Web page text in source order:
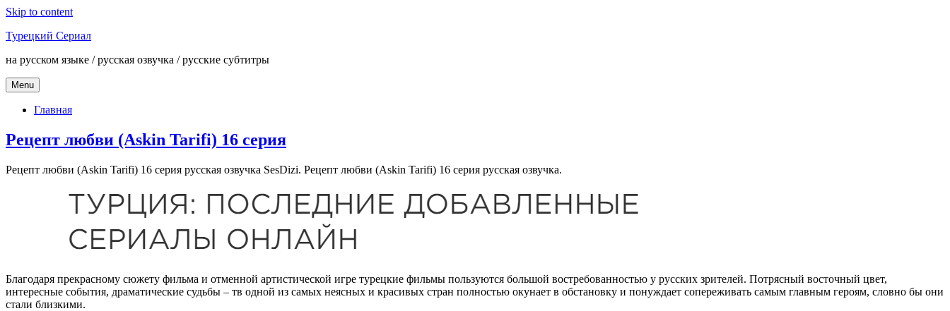
Skip to content
Турецкий Сериал
на русском языке / русская озвучка / русские субтитры
Menu
Главная
Рецепт любви (Askin Tarifi) 16 серия
Рецепт любви (Askin Tarifi) 16 серия русская озвучка SesDizi. Рецепт любви (Askin Tarifi) 16 серия русская озвучка.
Благодаря прекрасному сюжету фильма и отменной артистической игре турецкие фильмы пользуются большой востребованностью у русских зрителей. Потрясный восточный цвет,
интересные события, драматические судьбы – тв одной из самых неясных и красивых стран полностью окунает в обстановку и понуждает сопереживать самым главным героям, словно бы они
стали близкими.